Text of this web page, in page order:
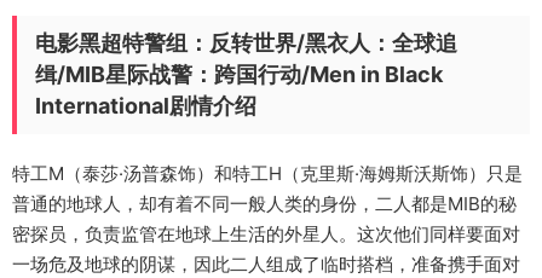
电影黑超特警组：反转世界/黑衣人：全球追
缉/MIB星际战警：跨国行动/Men in Black
International剧情介绍
特工M（泰莎·汤普森饰）和特工H（克里斯·海姆斯沃斯饰）只是
普通的地球人，却有着不同一般人类的身份，二人都是MIB的秘
密探员，负责监管在地球上生活的外星人。这次他们同样要面对
一场危及地球的阴谋，因此二人组成了临时搭档，准备携手面对